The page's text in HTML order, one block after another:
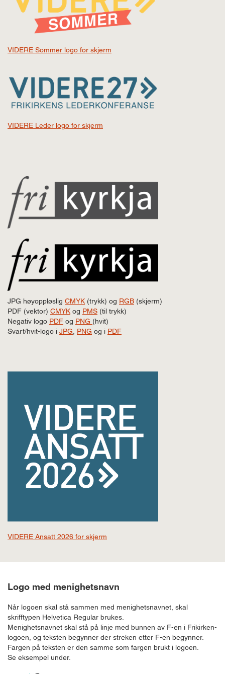
VIDERE Sommer logo for skjerm
VIDERE Leder logo for skjerm
JPG høyoppløslig CMYK (trykk) og RGB (skjerm)
PDF (vektor) CMYK og PMS (til trykk)
Negativ logo PDF og PNG (hvit)
Svart/hvit-logo i JPG PNG og i PDF
VIDERE Ansatt 2026 for skjerm
Logo med menighetsnavn
Når logoen skal stå sammen med menighetsnavnet, skal
skrifftypen Helvetica Regular brukes.
Menighetsnavnet skal stå på linje med bunnen av F-en i Frikirken-
logoen, og teksten begynner der streken etter F-en begynner.
Fargen på teksten er den samme som fargen brukt i logoen.
Se eksempel under.